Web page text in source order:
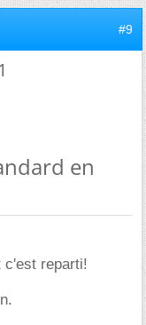
#9
en
c'est reparti!